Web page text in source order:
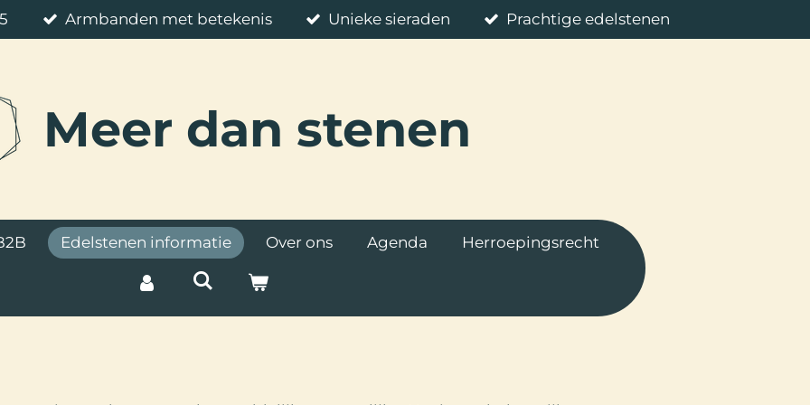
Armbanden met betekenis Unieke sieraden Prachtige edelstenen
Meer dan stenen
Edelstenen informatie Over ons Agenda Herroepingsrecht